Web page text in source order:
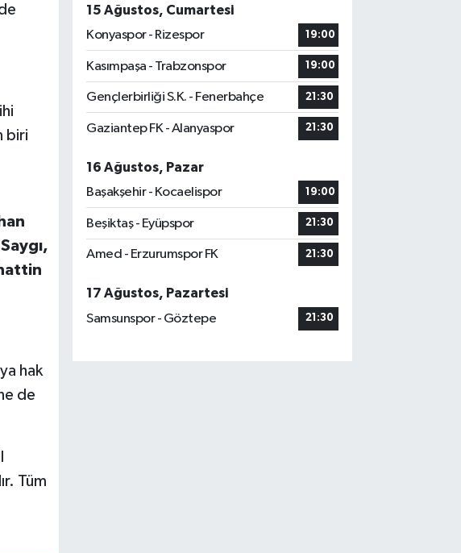
biri
hak
de
Tüm
15 Ağustos, Cumartesi
Konyaspor - Rizespor
19:00
Kasımpaşa - Trabzonspor 19:00
Gençlerbirliği S.K. - Fenerbahçe 21:30
Gaziantep FK - Alanyaspor 21:30
16 Ağustos, Pazar
Başakşehir - Kocaelispor
19:00
Beşiktaş - Eyüpspor 21:30
Amed - Erzurumspor FK 21:30
17 Ağustos, Pazartesi
Samsunspor - Göztepe
21:30